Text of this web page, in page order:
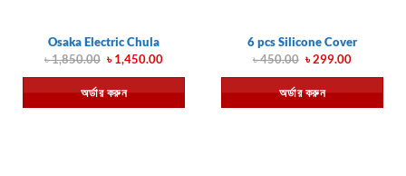
Osaka Electric Chula
৳1,850.00 Original
price
was:
৳ 1,850.00.
৳1,450.00Current
is:
৳ 1,450.00.
অর্ডার করুন
6 pcs Silicone Cover
৳450.00 Original
was:
৳ 450.00.
৳299.00Current
is:
৳ 299.00.
অর্ডার করুন